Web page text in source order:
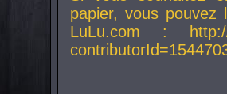
papier, vous
LuLu.com : http://